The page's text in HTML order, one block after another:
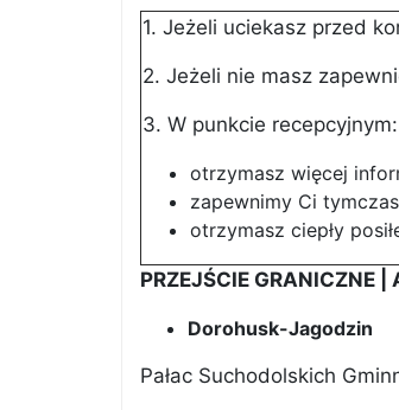
1. Jeżeli uciekasz przed
2. Jeżeli nie masz
3. W punkcie recepcyjnym:
otrzymasz więcej
zapewnimy Ci
otrzymasz ciepły
PRZEJŚCIE GRANICZNE |
Dorohusk-Jagodzin
Pałac Suchodolskich